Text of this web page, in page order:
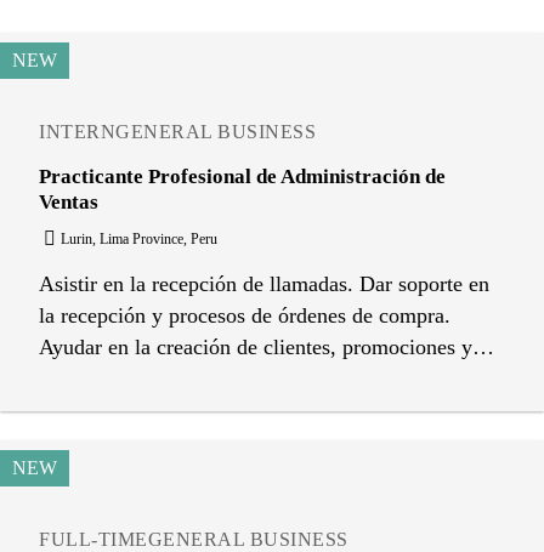
NEW
INTERNGENERAL BUSINESS
Practicante Profesional de Administración de
Ventas
Lurin, Lima Province, Peru
Asistir en la recepción de llamadas. Dar soporte en
la recepción y procesos de órdenes de compra.
Ayudar en la creación de clientes, promociones y
Recepcionar y coordinar la entrega de
funciones relacionadas al área de ventas (back
NEW
FULL-TIMEGENERAL BUSINESS